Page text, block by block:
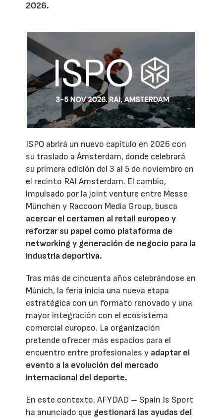
2026.
ISPO abrirá un nuevo capítulo en 2026 con
su traslado a Ámsterdam, donde celebrará
su primera edición del 3 al 5 de noviembre en
el recinto RAI Amsterdam. El cambio,
impulsado por la joint venture entre Messe
München y Raccoon Media Group, busca
acercar el certamen al retail europeo y
reforzar su papel como plataforma de
networking y generación de negocio para la
industria deportiva.
Tras más de cincuenta años celebrándose en
Múnich, la feria inicia una nueva etapa
estratégica con un formato renovado y una
mayor integración con el ecosistema
comercial europeo. La organización
pretende ofrecer más espacios para el
encuentro entre profesionales y adaptar el
evento a la evolución del mercado
internacional del deporte.
En este contexto, AFYDAD – Spain Is Sport
ha anunciado que gestionará las ayudas del